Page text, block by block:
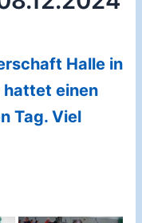
Halle in
hattet einen
Tag. Viel